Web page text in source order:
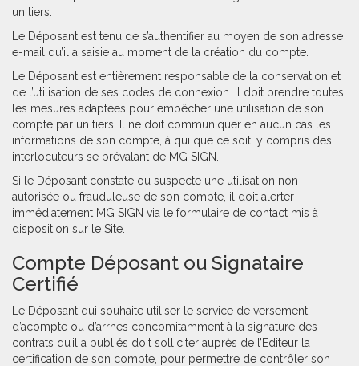
un tiers.
Le Déposant est tenu de s’authentifier au moyen de son adresse
e-mail qu’il a saisie au moment de la création du compte.
Le Déposant est entièrement responsable de la conservation et
de l’utilisation de ses codes de connexion. Il doit prendre toutes
les mesures adaptées pour empêcher une utilisation de son
compte par un tiers. Il ne doit communiquer en aucun cas les
informations de son compte, à qui que ce soit, y compris des
interlocuteurs se prévalant de MG SIGN.
Si le Déposant constate ou suspecte une utilisation non
autorisée ou frauduleuse de son compte, il doit alerter
immédiatement MG SIGN via le formulaire de contact mis à
disposition sur le Site.
Compte Déposant ou Signataire
Certifié
Le Déposant qui souhaite utiliser le service de versement
d’acompte ou d’arrhes concomitamment à la signature des
contrats qu’il a publiés doit solliciter auprès de l’Editeur la
certification de son compte, pour permettre de contrôler son